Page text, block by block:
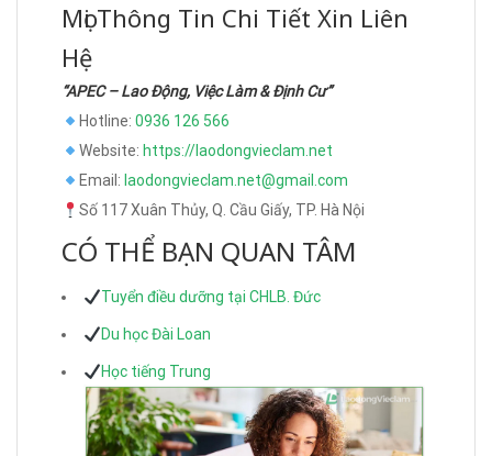
Mọi Thông Tin Chi Tiết Xin Liên
Hệ
“APEC – Lao Động, Việc Làm & Định Cư”
Hotline: 0936 126 566
Website: https://laodongvieclam.net
Email: laodongvieclam.net@gmail.com
Số 117 Xuân Thủy, Q. Cầu Giấy, TP. Hà Nội
CÓ THỂ BẠN QUAN TÂM
Tuyển điều dưỡng tại CHLB. Đức
Du học Đài Loan
Học tiếng Trung